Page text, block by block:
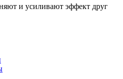
и усиливают эффект друг